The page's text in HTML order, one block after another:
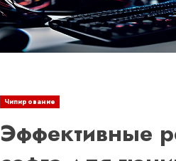
Чипирование
Эффективные